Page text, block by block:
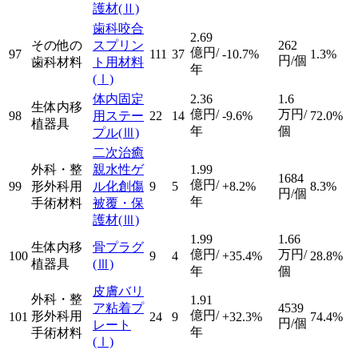
護材(Ⅱ)
97
その他の
歯科材料
歯科咬合
スプリン
ト用材料
(Ⅰ)
111 37
2.69
億円/
年
-10.7%
262
円/個 1.3%
98
生体内移
植器具
体内固定
用ステー
プル(Ⅲ)
22 14
2.36
億円/
年
-9.6%
1.6
万円/
個
72.0%
99
外科・整
形外科用
手術材料
二次治癒
親水性ゲ
ル化創傷
被覆・保
護材(Ⅲ)
9 5
1.99
億円/
年
+8.2%
1684
円/個
8.3%
100
生体内移
植器具
骨プラグ
(Ⅲ)
9 4
1.99
億円/
年
+35.4%
1.66
万円/
個
28.8%
101
外科・整
形外科用
手術材料
皮膚バリ
ア粘着プ
レート
(Ⅰ)
24 9
1.91
億円/
年
+32.3%
4539
円/個 74.4%